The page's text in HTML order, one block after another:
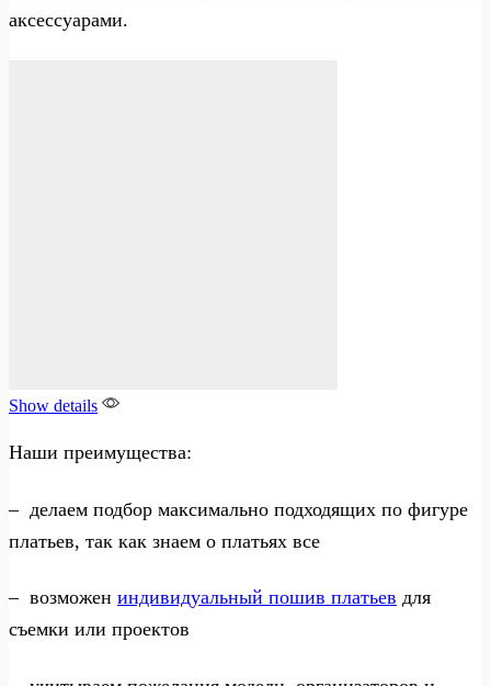
аксессуарами.
Show details
Наши преимущества:
– делаем подбор максимально подходящих по фигуре
платьев, так как знаем о платьях все
– возможен индивидуальный пошив платьев для
съемки или проектов